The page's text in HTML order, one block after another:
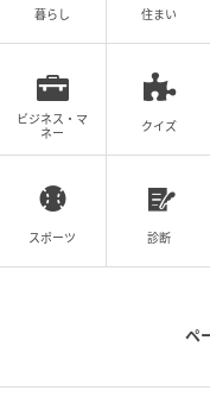
暮らし 住まい
ビジネス・マ
ネー
クイズ
スポーツ 診断
ペ